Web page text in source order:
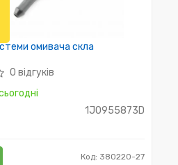
омивача скла
0 відгуків
1J0955873D
Код: 380220-27